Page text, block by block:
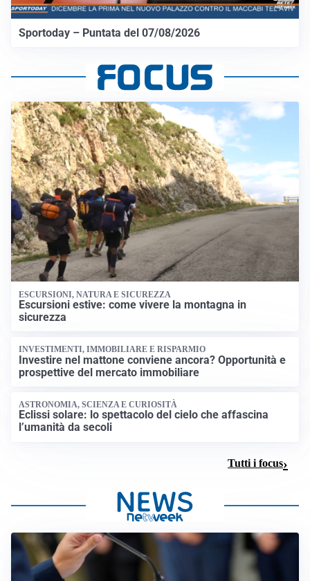
Sportoday – Puntata del 07/08/2026
ESCURSIONI, NATURA E SICUREZZA
Escursioni estive: come vivere la montagna in
sicurezza
INVESTIMENTI, IMMOBILIARE E RISPARMIO
Investire nel mattone conviene ancora? Opportunità e
prospettive del mercato immobiliare
ASTRONOMIA, SCIENZA E CURIOSITÀ
Eclissi solare: lo spettacolo del cielo che affascina
l’umanità da secoli
Tutti i focus